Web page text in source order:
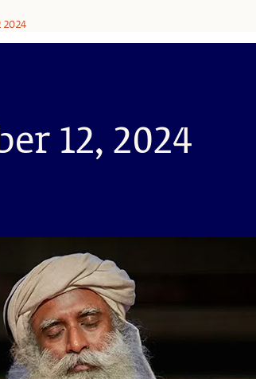
2024
12, 2024